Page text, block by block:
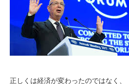
正しくは経済が変わったのではなく、